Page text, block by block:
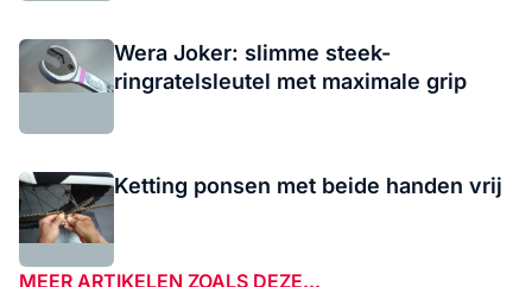
Wera Joker: slimme steek-
ringratelsleutel met maximale grip
Ketting ponsen met beide handen vrij
MEER ARTIKELEN ZOALS DEZE...